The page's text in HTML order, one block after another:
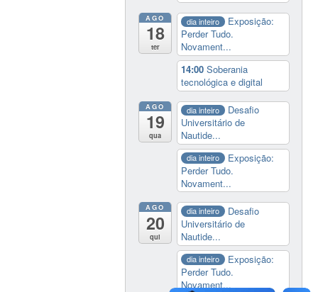
AGO
18
ter
dia inteiro
Exposição:
Perder Tudo.
Novament...
14:00Soberania
tecnológica e digital
AGO
19
qua
dia inteiro
Desafio
Universitário de
Nautide...
dia inteiro
Exposição:
Perder Tudo.
Novament...
AGO
20
qui
dia inteiro
Desafio
Universitário de
Nautide...
dia inteiro
Exposição:
Perder Tudo.
Novament...